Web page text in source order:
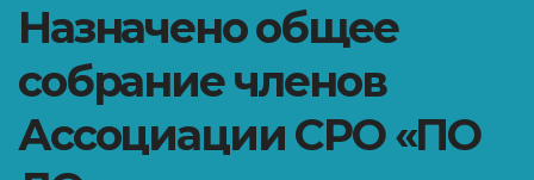
Назначено общее
собрание членов
Ассоциации СРО «ПО